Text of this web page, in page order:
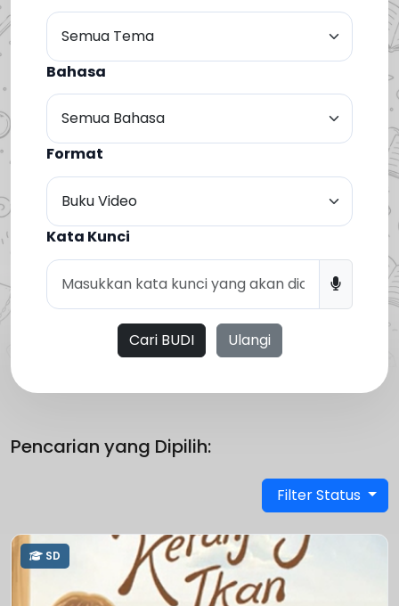
Bahasa
Format
Kata Kunci
Cari BUDI Ulangi
Pencarian yang Dipilih:
Filter Status
SD